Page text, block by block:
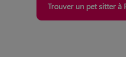
Trouver un pet sitter à